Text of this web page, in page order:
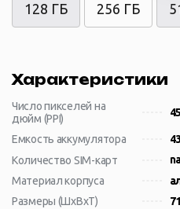
128 ГБ 256 ГБ
Характеристики
Число пикселей на
дюйм (PPI)
Емкость аккумулятора
Количество SIM-карт
Материал корпуса
Размеры (ШxВxТ)